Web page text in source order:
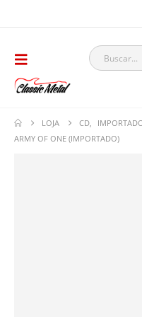
LOJA CD
ARMY OF ONE (IMPORTADO)